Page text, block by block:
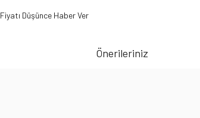
Fiyatı Düşünce Haber Ver
Önerileriniz